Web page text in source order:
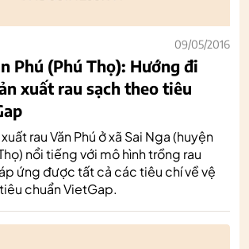
09/05/2016
Phú (Phú Thọ): Hướng đi
xuất rau sạch theo tiêu
rau Văn Phú ở xã Sai Nga (huyện
nổi tiếng với mô hình trồng rau
ứng được tất cả các tiêu chí về vệ
chuẩn VietGap.